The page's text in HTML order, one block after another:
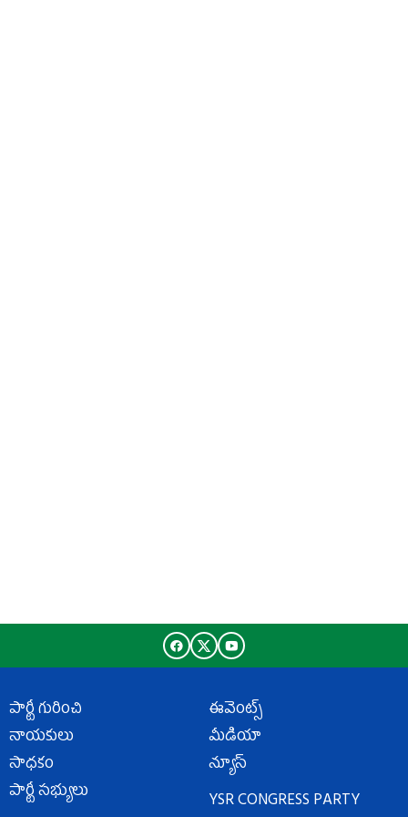
పార్టీ గురించి
నాయకులు
సాధకం
పార్టీ సభ్యులు
ఈవెంట్స్
మీడియా
న్యూస్
YSR CONGRESS PARTY